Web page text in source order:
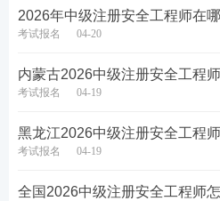
（3）增报专业条件
2026年中级注册安全工程师在
考试报名 04-20
内蒙古2026中级注册安全工程
考试报名 04-19
黑龙江2026中级注册安全工程
考试报名 04-19
全国2026中级注册安全工程师